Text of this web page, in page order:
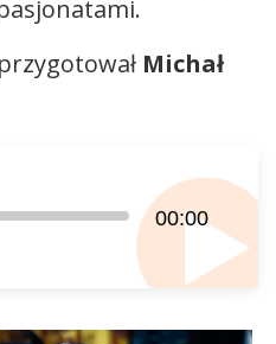
Michał
00:00